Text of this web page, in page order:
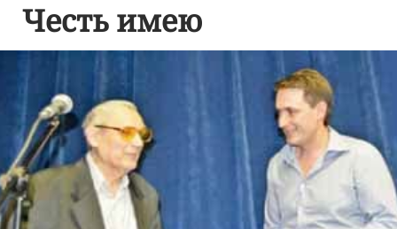
Честь имею